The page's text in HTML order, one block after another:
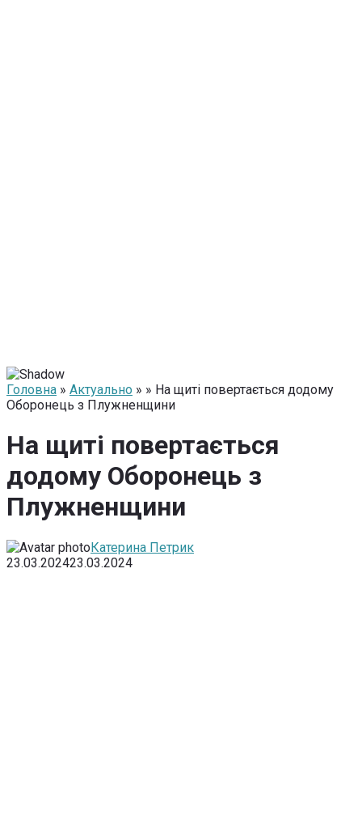
Головна » Актуально » » На щиті повертається додому
Оборонець з Плужненщини
На щиті повертається
додому Оборонець з
Плужненщини
Катерина Петрик
23.03.202423.03.2024